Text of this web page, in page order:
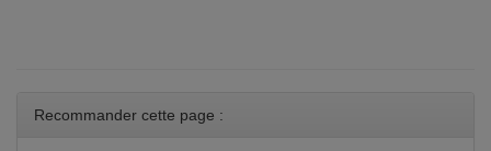
Recommander cette page :